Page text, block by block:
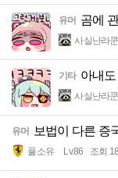
유머 곰에
사실난라쿤
기타 아내
사실난라쿤
유머 보법이 다른 증
풀소유 Lv.86 조회